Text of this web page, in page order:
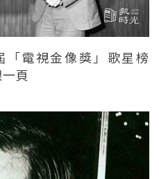
「電視金像獎」歌星榜
頁